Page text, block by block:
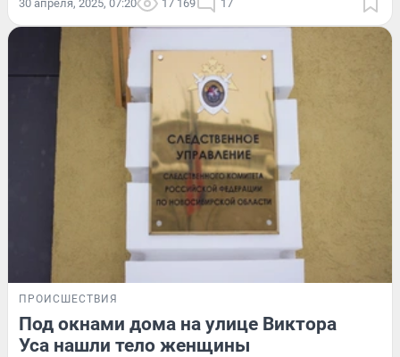
30 апреля, 2025, 07:20 17 169 17
ПРОИСШЕСТВИЯ
Под окнами дома на улице Виктора
Уса нашли тело женщины